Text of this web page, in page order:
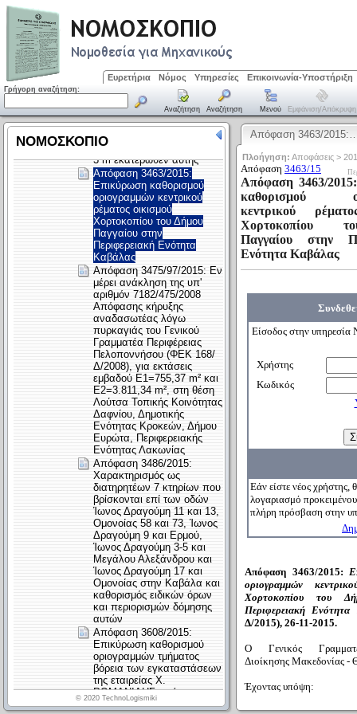
Ευρετήρια Νόμος Υπηρεσίες Επικοινωνία-Υποστήριξη
Γρήγορη αναζήτηση:
Αναζήτηση Αναζήτηση Μενού Εμφάνιση/απόκρυψη
Απόφαση 3463/